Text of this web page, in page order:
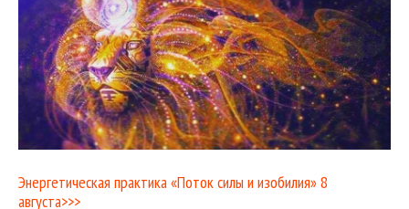
Энергетическая практика «Поток силы и изобилия» 8
августа>>>